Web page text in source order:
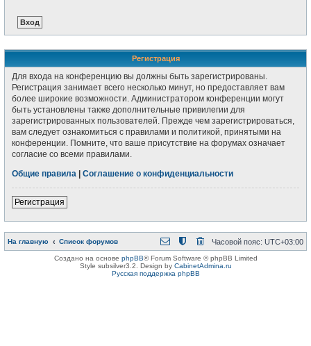
Регистрация
Для входа на конференцию вы должны быть зарегистрированы.
Регистрация занимает всего несколько минут, но предоставляет вам
более широкие возможности. Администратором конференции могут
быть установлены также дополнительные привилегии для
зарегистрированных пользователей. Прежде чем зарегистрироваться,
вам следует ознакомиться с правилами и политикой, принятыми на
конференции. Помните, что ваше присутствие на форумах означает
согласие со всеми правилами.
Общие правила
Соглашение о конфиденциальности
Регистрация
На главную Список форумов Часовой пояс: UTC+03:00
Создано на основе phpBB® Forum Software © phpBB Limited
Style subsilver3.2. Design by CabinetAdmina.ru
Русская поддержка phpBB